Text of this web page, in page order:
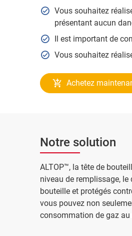
Vous souhaitez
présentant aucun
Il est important de
Vous souhaitez
Achetez
Notre solution
ALTOP™, la tête de
niveau de remplissage,
bouteille et protégés
vous pouvez non
consommation de gaz